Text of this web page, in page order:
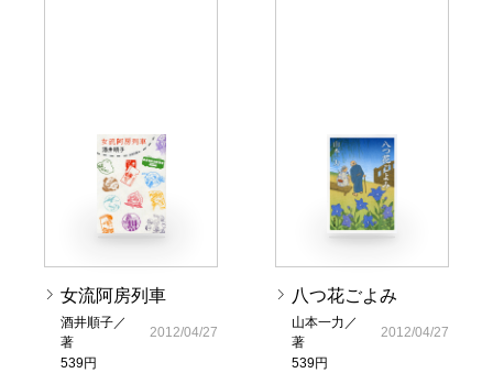
女流阿房列車
酒井順子／
著
539円
2012/04/27
八つ花ごよみ
山本一力／
著
539円
2012/04/27